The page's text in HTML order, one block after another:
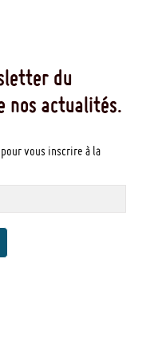
du
nos actualités.
vous inscrire à la